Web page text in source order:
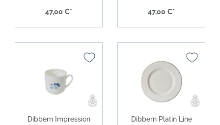
47,00 €* 47,00 €*
Dibbern Impression
Dibbern Platin Line